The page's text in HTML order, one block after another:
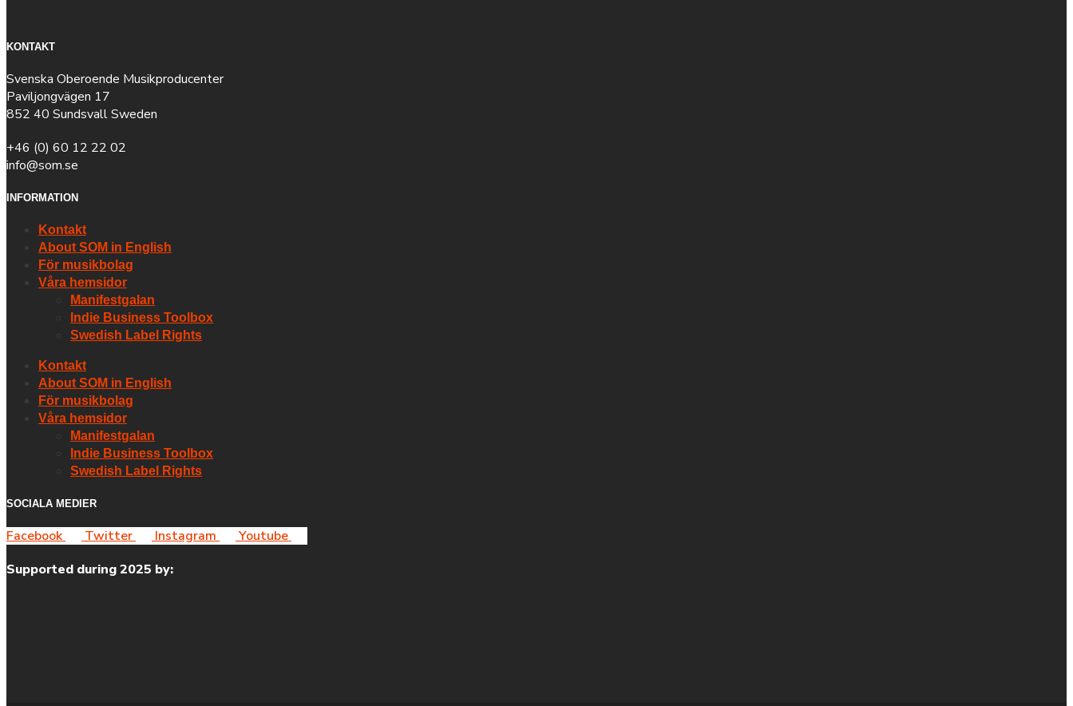
KONTAKT
Svenska Oberoende Musikproducenter
Paviljongvägen 17
852 40 Sundsvall Sweden
+46 (0) 60 12 22 02
info@som.se
INFORMATION
Kontakt
About SOM in English
För musikbolag
Våra hemsidor
Manifestgalan
Indie Business Toolbox
Swedish Label Rights
Kontakt
About SOM in English
För musikbolag
Våra hemsidor
Manifestgalan
Indie Business Toolbox
Swedish Label Rights
SOCIALA MEDIER
Facebook Twitter Instagram
Youtube
Supported during 2025 by: